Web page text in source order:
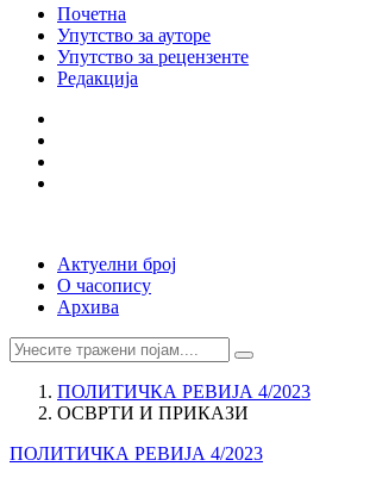
Почетна
Упутство за ауторе
Упутство за рецензенте
Редакција
Актуелни број
О часопису
Архива
ПОЛИТИЧКА РЕВИЈА 4/2023
ОСВРТИ И ПРИКАЗИ
ПОЛИТИЧКА РЕВИЈА 4/2023